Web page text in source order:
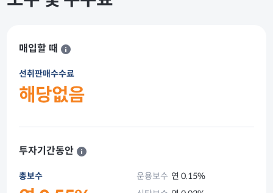
매입할 때
선취판매수수료
해당없음
투자기간동안
총보수 운용보수 연 0.15%